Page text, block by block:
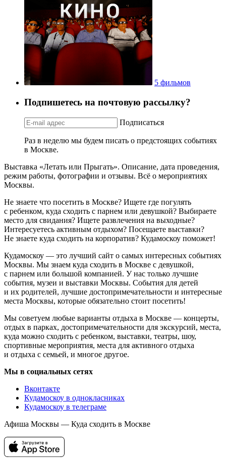
5 фильмов
Подпишетесь на почтовую рассылку?
Подписаться
Раз в неделю мы будем писать о предстоящих событиях
в Москве.
Выставка «Летать или Прыгать». Описание, дата проведения,
режим работы, фотографии и отзывы. Всё о мероприятиях
Москвы.
Не знаете что посетить в Москве? Ищете где погулять
с ребенком, куда сходить с парнем или девушкой? Выбираете
место для свидания? Ищете развлечения на выходные?
Интересуетесь активным отдыхом? Посещаете выставки?
Не знаете куда сходить на корпоратив? Кудамоскоу поможет!
Кудамоскоу — это лучший сайт о самых интересных событиях
Москвы. Мы знаем куда сходить в Москве с девушкой,
с парнем или большой компанией. У нас только лучшие
события, музеи и выставки Москвы. События для детей
и их родителей, лучшие достопримечательности и интересные
места Москвы, которые обязательно стоит посетить!
Мы советуем любые варианты отдыха в Москве — концерты,
отдых в парках, достопримечательности для экскурсий, места,
куда можно сходить с ребенком, выставки, театры, шоу,
спортивные мероприятия, места для активного отдыха
и отдыха с семьей, и многое другое.
Мы в социальных сетях
Вконтакте
Кудамоскоу в однокласниках
Кудамоскоу в телеграме
Афиша Москвы — Куда сходить в Москве